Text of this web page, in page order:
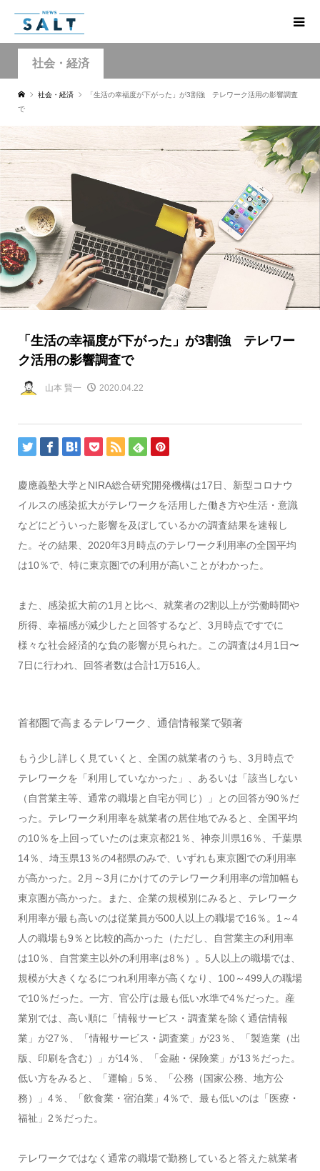
社会・経済
社会・経済
「生活の幸福度が下がった」が3割強 テレワーク活用の影響調査
で
「生活の幸福度が下がった」が3割強 テレワー
ク活用の影響調査で
山本 賢一 2020.04.22
慶應義塾大学とNIRA総合研究開発機構は17日、新型コロナウ
イルスの感染拡大がテレワークを活用した働き方や生活・意識
などにどういった影響を及ぼしているかの調査結果を速報し
た。その結果、2020年3月時点のテレワーク利用率の全国平均
は10％で、特に東京圏での利用が高いことがわかった。
また、感染拡大前の1月と比べ、就業者の2割以上が労働時間や
所得、幸福感が減少したと回答するなど、3月時点ですでに
様々な社会経済的な負の影響が見られた。この調査は4月1日〜
7日に行われ、回答者数は合計1万516人。
首都圏で高まるテレワーク、通信情報業で顕著
もう少し詳しく見ていくと、全国の就業者のうち、3月時点で
テレワークを「利用していなかった」、あるいは「該当しない
（自営業主等、通常の職場と自宅が同じ）」との回答が90％だ
った。テレワーク利用率を就業者の居住地でみると、全国平均
の10％を上回っていたのは東京都21％、神奈川県16％、千葉県
14％、埼玉県13％の4都県のみで、いずれも東京圏での利用率
が高かった。2月～3月にかけてのテレワーク利用率の増加幅も
東京圏が高かった。また、企業の規模別にみると、テレワーク
利用率が最も高いのは従業員が500人以上の職場で16％。1～4
人の職場も9％と比較的高かった（ただし、自営業主の利用率
は10％、自営業主以外の利用率は8％）。5人以上の職場では、
規模が大きくなるにつれ利用率が高くなり、100～499人の職場
で10％だった。一方、官公庁は最も低い水準で4％だった。産
業別では、高い順に「情報サービス・調査業を除く通信情報
業」が27％、「情報サービス・調査業」が23％、「製造業（出
版、印刷を含む）」が14％、「金融・保険業」が13％だった。
低い方をみると、「運輸」5％、「公務（国家公務、地方公
務）」4％、「飲食業・宿泊業」4％で、最も低いのは「医療・
福祉」2％だった。
テレワークではなく通常の職場で勤務していると答えた就業者